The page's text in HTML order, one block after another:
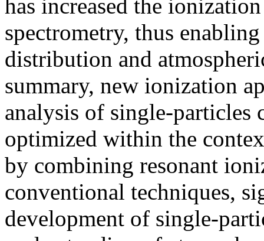
has increased the
spectrometry, thus
distribution and
summary, new ionization
analysis of single-particles
optimized within the
by combining resonant
conventional techniques,
development of single-